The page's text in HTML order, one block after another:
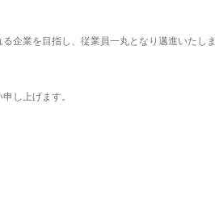
企業を目指し、従業員一丸となり邁進いたしま
し上げます。